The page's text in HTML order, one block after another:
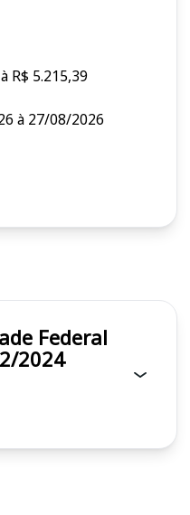
R$ 5.215,39
à 27/08/2026
2024